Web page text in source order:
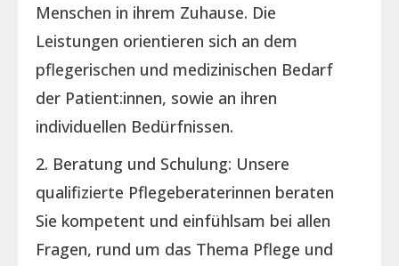
Menschen in ihrem Zuhause. Die
Leistungen orientieren sich an dem
pflegerischen und medizinischen Bedarf
der Patient:innen, sowie an ihren
individuellen Bedürfnissen.
2. Beratung und Schulung: Unsere
qualifizierte Pflegeberaterinnen beraten
Sie kompetent und einfühlsam bei allen
Fragen, rund um das Thema Pflege und